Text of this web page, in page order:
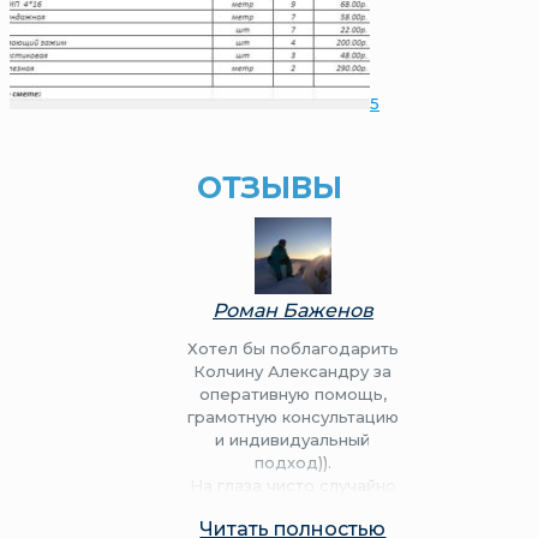
5
ОТЗЫВЫ
Роман Баженов
Хотел бы поблагодарить
Колчину Александру за
оперативную помощь,
грамотную консультацию
и индивидуальный
подход)).
На глаза чисто случайно
организация и нисколько
Читать полностью